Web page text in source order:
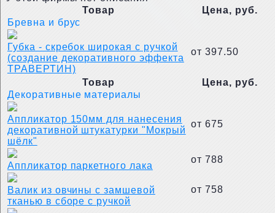
Товар
Цена, руб.
Бревна и брус
Губка - скребок широкая с ручкой
(создание декоративного эффекта
ТРАВЕРТИН)
от 397.50
Товар
Цена, руб.
Декоративные материалы
Аппликатор 150мм для нанесения
декоративной штукатурки "Мокрый
шёлк"
от 675
Аппликатор паркетного лака
от 788
Валик из овчины с замшевой
тканью в сборе с ручкой
от 758